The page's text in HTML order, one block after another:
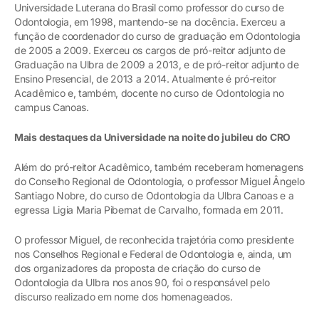
Universidade Luterana do Brasil como professor do curso de
Odontologia, em 1998, mantendo-se na docência. Exerceu a
função de coordenador do curso de graduação em Odontologia
de 2005 a 2009. Exerceu os cargos de pró-reitor adjunto de
Graduação na Ulbra de 2009 a 2013, e de pró-reitor adjunto de
Ensino Presencial, de 2013 a 2014. Atualmente é pró-reitor
Acadêmico e, também, docente no curso de Odontologia no
campus Canoas.
Mais destaques da Universidade na noite do jubileu do CRO
Além do pró-reitor Acadêmico, também receberam homenagens
do Conselho Regional de Odontologia, o professor Miguel Ângelo
Santiago Nobre, do curso de Odontologia da Ulbra Canoas e a
egressa Ligia Maria Pibernat de Carvalho, formada em 2011.
O professor Miguel, de reconhecida trajetória como presidente
nos Conselhos Regional e Federal de Odontologia e, ainda, um
dos organizadores da proposta de criação do curso de
Odontologia da Ulbra nos anos 90, foi o responsável pelo
discurso realizado em nome dos homenageados.